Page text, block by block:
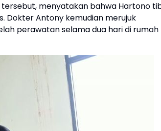
tersebut, menyatakan bahwa Hartono
Dokter Antony kemudian merujuk
perawatan selama dua hari di rumah